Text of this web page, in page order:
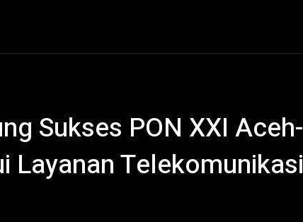
Sukses PON XXI Aceh-
Layanan Telekomunikasi